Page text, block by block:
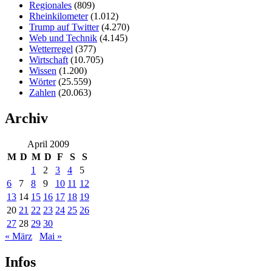
Regionales (809)
Rheinkilometer(1.012)
Trump auf Twitter(4.270)
Web und Technik (4.145)
Wetterregel (377)
Wirtschaft (10.705)
Wissen (1.200)
Wörter(25.559)
Zahlen (20.063)
Archiv
April 2009
M D M D F S
S
1
2 3 4
5
6
7 8 9 10 11 12
13 14 15 16 17 18 19
20 21 22 23 24 25 26
27 28 29 30
« März
Mai »
Infos